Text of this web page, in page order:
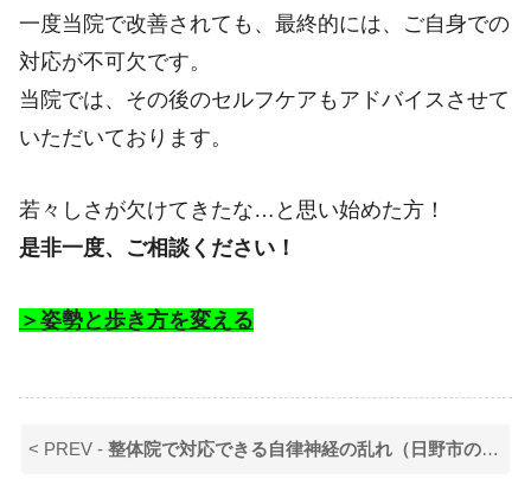
一度当院で改善されても、最終的には、ご自身での
対応が不可欠です。
当院では、その後のセルフケアもアドバイスさせて
いただいております。
若々しさが欠けてきたな…と思い始めた方！
是非一度、ご相談ください！
＞姿勢と歩き方を変える
< PREV -整体院で対応できる自律神経の乱れ（日野市の腰痛専門YT整体院）